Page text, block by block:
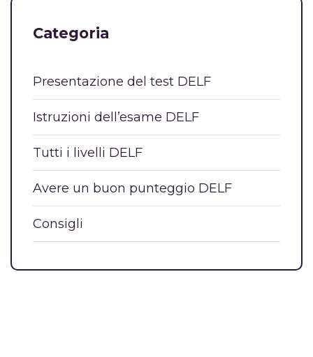
Categoria
Presentazione del test DELF
Istruzioni dell’esame DELF
Tutti i livelli DELF
Avere un buon punteggio DELF
Consigli